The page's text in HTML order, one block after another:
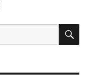
検